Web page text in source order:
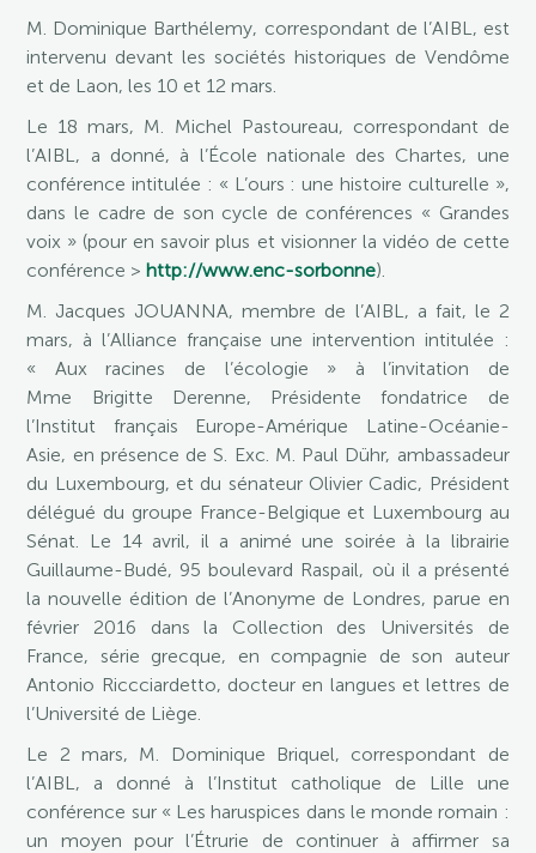
M. Dominique Barthélemy, correspondant de l’AIBL, est
intervenu devant les sociétés historiques de Vendôme
et de Laon, les 10 et 12 mars.
Le 18 mars, M. Michel Pastoureau, correspondant de
l’AIBL, a donné, à l’École nationale des Chartes, une
conférence intitulée : « L’ours : une histoire culturelle »,
dans le cadre de son cycle de conférences « Grandes
voix » (pour en savoir plus et visionner la vidéo de cette
conférence >http://www.enc-sorbonne).
M. Jacques JOUANNA, membre de l’AIBL, a fait, le 2
mars, à l’Alliance française une intervention intitulée :
« Aux racines de l’écologie » à l’invitation de
Mme Brigitte Derenne, Présidente fondatrice de
l’Institut français Europe-Amérique Latine-Océanie-
Asie, en présence de S. Exc. M. Paul Dühr, ambassadeur
du Luxembourg, et du sénateur Olivier Cadic, Président
délégué du groupe France-Belgique et Luxembourg au
Sénat. Le 14 avril, il a animé une soirée à la librairie
Guillaume-Budé, 95 boulevard Raspail, où il a présenté
la nouvelle édition de l’Anonyme de Londres, parue en
février 2016 dans la Collection des Universités de
France, série grecque, en compagnie de son auteur
Antonio Riccciardetto, docteur en langues et lettres de
l’Université de Liège.
Le 2 mars, M. Dominique Briquel, correspondant de
l’AIBL, a donné à l’Institut catholique de Lille une
conférence sur « Les haruspices dans le monde romain :
un moyen pour l’Étrurie de continuer à affirmer sa